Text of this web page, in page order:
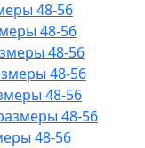
48-56
48-56
48-56
48-56
48-56
48-56
48-56